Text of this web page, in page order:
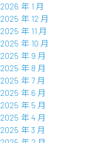
2026 年 1 月
2025 年 12 月
2025 年 11 月
2025 年 10 月
2025 年 9 月
2025 年 8 月
2025 年 7 月
2025 年 6 月
2025 年 5 月
2025 年 4 月
2025 年 3 月